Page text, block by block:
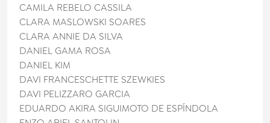
CAMILA REBELO CASSILA
CLARA MASLOWSKI SOARES
CLARA ANNIE DA SILVA
DANIEL GAMA ROSA
DANIEL KIM
DAVI FRANCESCHETTE SZEWKIES
DAVI PELIZZARO GARCIA
EDUARDO AKIRA SIGUIMOTO DE ESPÍNDOLA